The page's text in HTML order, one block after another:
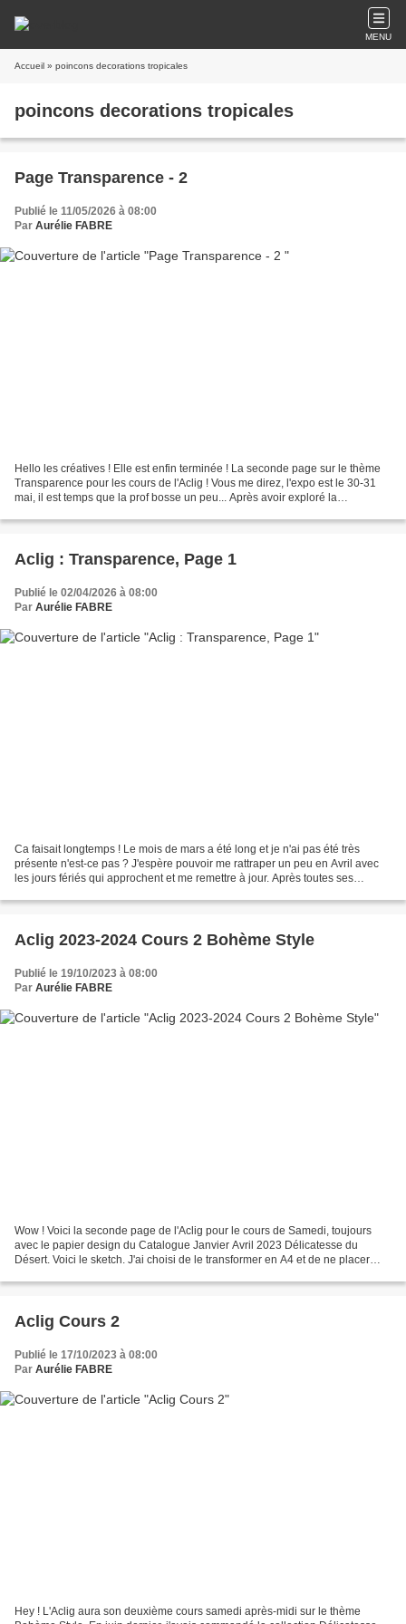
MENU
Accueil » poincons decorations tropicales
poincons decorations tropicales
Page Transparence - 2
Publié le 11/05/2026 à 08:00
Par Aurélie FABRE
Hello les créatives ! Elle est enfin terminée ! La seconde page sur le thème
Transparence pour les cours de l'Aclig ! Vous me direz, l'expo est le 30-31
mai, il est temps que la prof bosse un peu... Après avoir exploré la
Aclig : Transparence, Page 1
Publié le 02/04/2026 à 08:00
Par Aurélie FABRE
Ca faisait longtemps ! Le mois de mars a été long et je n'ai pas été très
présente n'est-ce pas ? J'espère pouvoir me rattraper un peu en Avril avec
les jours fériés qui approchent et me remettre à jour. Après toutes ses
Aclig 2023-2024 Cours 2 Bohème Style
Publié le 19/10/2023 à 08:00
Par Aurélie FABRE
Wow ! Voici la seconde page de l'Aclig pour le cours de Samedi, toujours
avec le papier design du Catalogue Janvier Avril 2023 Délicatesse du
Désert. Voici le sketch. J'ai choisi de le transformer en A4 et de ne placer
Aclig Cours 2
Publié le 17/10/2023 à 08:00
Par Aurélie FABRE
Hey ! L'Aclig aura son deuxième cours samedi après-midi sur le thème